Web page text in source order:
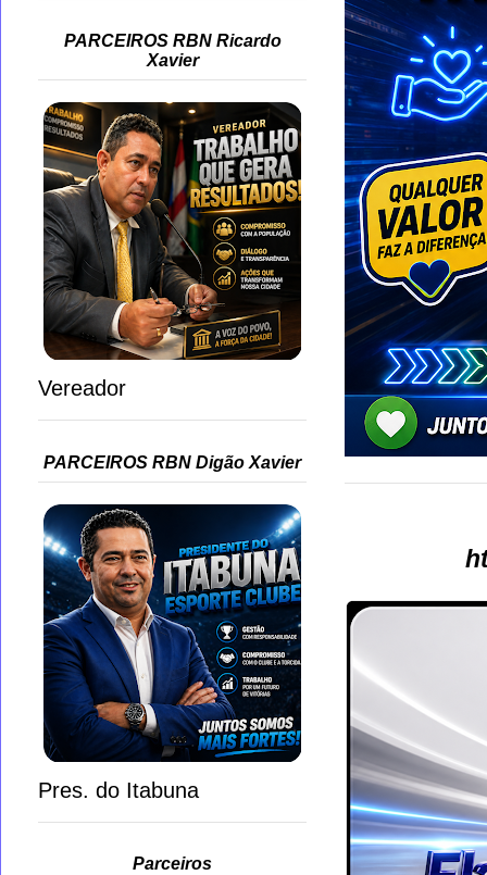
PARCEIROS RBN Ricardo
Xavier
Vereador
PARCEIROS RBN Digão Xavier
Pres. do Itabuna
Parceiros